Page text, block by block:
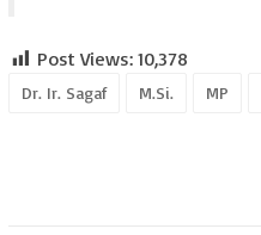
Post Views: 10,378
Dr. Ir. Sagaf M.Si. MP